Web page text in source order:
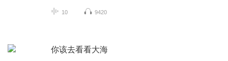
10 9420
你该去看看大海